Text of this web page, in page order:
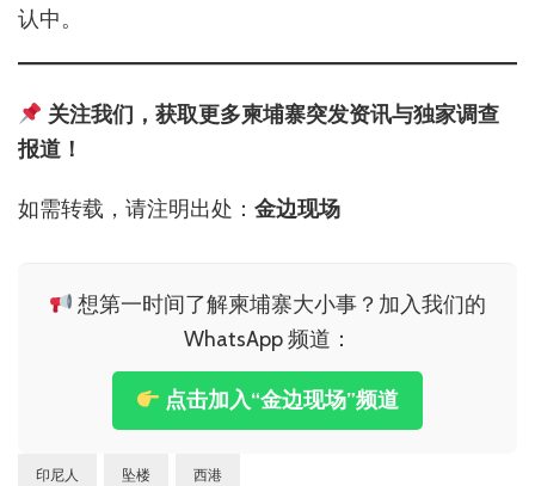
认中。
关注我们，获取更多柬埔寨突发资讯与独家调查
报道！
如需转载，请注明出处： 金边现场
想第一时间了解柬埔寨大小事？加入我们的
WhatsApp 频道：
点击加入“金边现场”频道
印尼人 坠楼 西港